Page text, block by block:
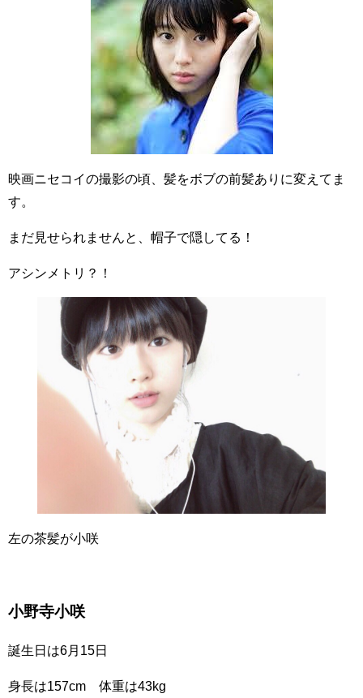
映画ニセコイの撮影の頃、髪をボブの前髪ありに変えてま
す。
まだ見せられませんと、帽子で隠してる！
アシンメトリ？！
左の茶髪が小咲
小野寺小咲
誕生日は6月15日
身長は157cm 体重は43kg